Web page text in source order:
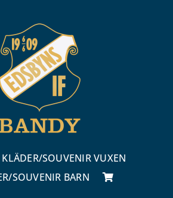
KLÄDER/SOUVENIR VUXEN
SOUVENIR BARN